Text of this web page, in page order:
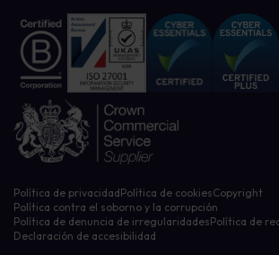
Política de privacidadPolítica de cookiesCopyright
Política contra el soborno y la corrupción
Política de denuncia de irregularidadesPolítica de
Declaración de accesibilidad